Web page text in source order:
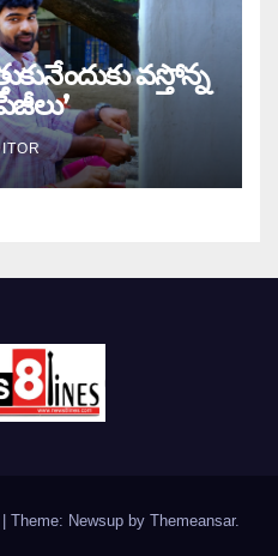
వస్తోన్న
Theme: Newsup by Themeansar.